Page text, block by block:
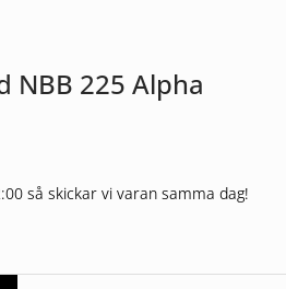
NBB 225 Alpha
så skickar vi varan samma dag!